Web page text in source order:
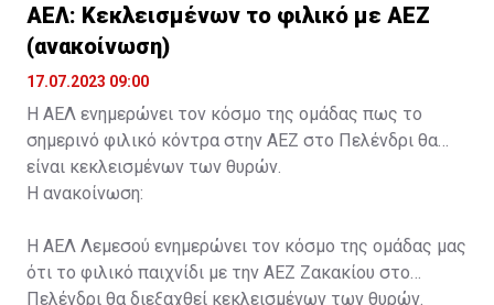
ΑΕΛ: Κεκλεισμένων το φιλικό με ΑΕΖ
(ανακοίνωση)
17.07.2023 09:00
Η ΑΕΛ ενημερώνει τον κόσμο της ομάδας πως το
σημερινό φιλικό κόντρα στην ΑΕΖ στο Πελένδρι θα
είναι κεκλεισμένων των θυρών.
Η ανακοίνωση:
Η ΑΕΛ Λεμεσού ενημερώνει τον κόσμο της ομάδας μας
ότι το φιλικό παιχνίδι με την ΑΕΖ Ζακακίου στο
Πελένδρι θα διεξαχθεί κεκλεισμένων των θυρών.